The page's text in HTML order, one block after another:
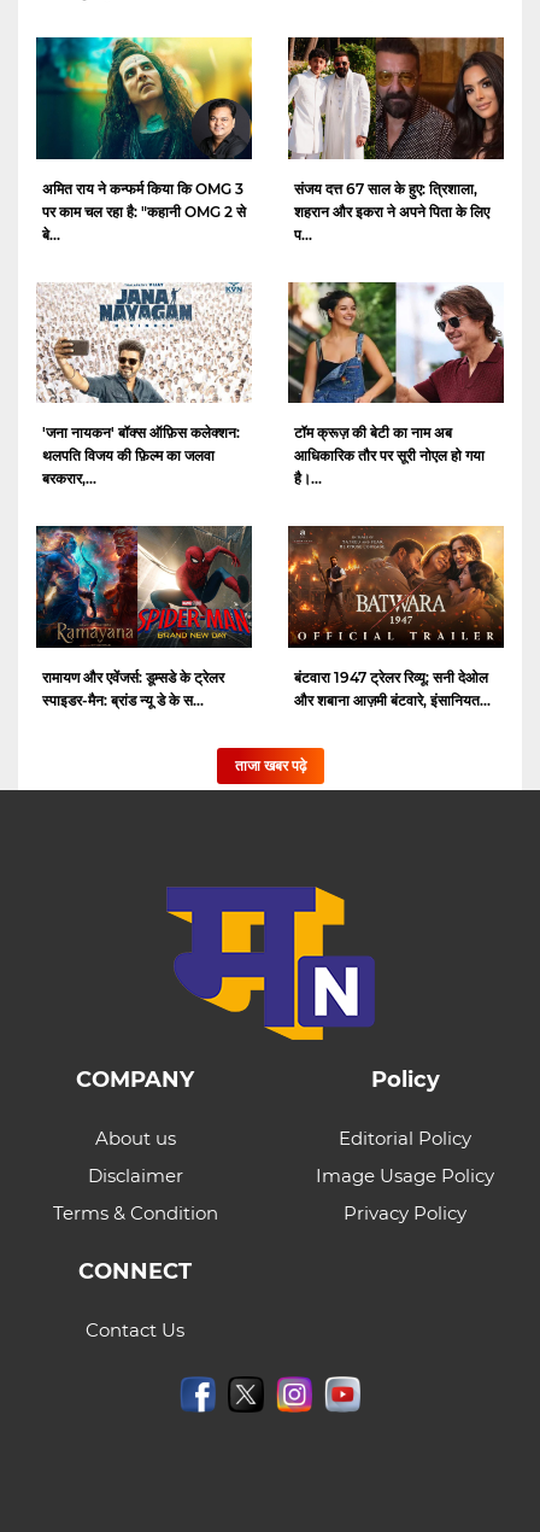
अमित राय ने कन्फर्म किया कि OMG 3
पर काम चल रहा है: "कहानी OMG 2 से
बे...
संजय दत्त 67 साल के हुए: त्रिशाला,
शहरान और इकरा ने अपने पिता के लिए
प...
'जना नायकन' बॉक्स ऑफ़िस कलेक्शन:
थलपति विजय की फ़िल्म का जलवा
बरकरार,...
टॉम क्रूज़ की बेटी का नाम अब
आधिकारिक तौर पर सूरी नोएल हो गया
है।...
रामायण और एवेंजर्स: डूम्सडे के ट्रेलर
स्पाइडर-मैन: ब्रांड न्यू डे के स...
बंटवारा 1947 ट्रेलर रिव्यू: सनी देओल
और शबाना आज़मी बंटवारे, इंसानियत...
ताजा खबर पढ़े
COMPANY
About us
Disclaimer
Terms & Condition
Policy
Editorial Policy
Image Usage Policy
Privacy Policy
CONNECT
Contact Us